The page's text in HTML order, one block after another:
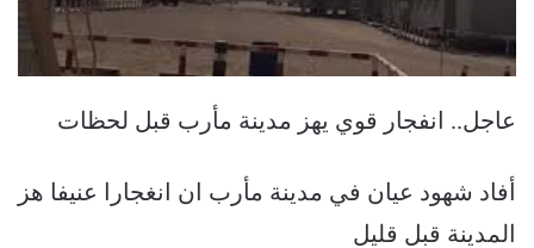
عاجل.. انفجار قوي يهز مدينة مأرب قبل لحظات
أفاد شهود عيان في مدينة مأرب ان انغجارا عنيفا هز
المدينة قبل قليل